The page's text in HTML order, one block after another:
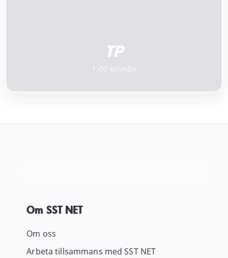
TP
1.00
Om SST NET
Om oss
Arbeta tillsammans med SST NET